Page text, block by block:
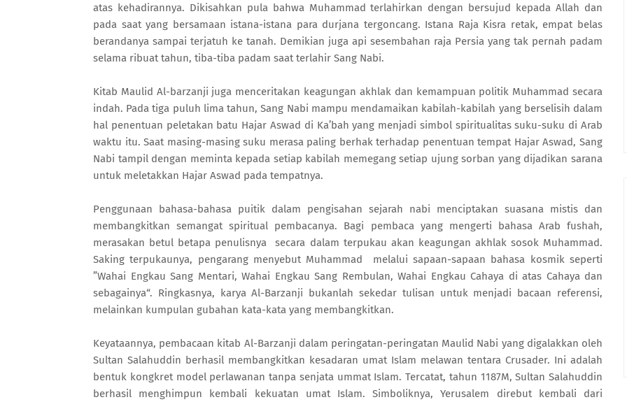
atas kehadirannya. Dikisahkan pula bahwa Muhammad terlahirkan dengan bersujud kepada Allah dan
pada saat yang bersamaan istana-istana para durjana tergoncang. Istana Raja Kisra retak, empat belas
berandanya sampai terjatuh ke tanah. Demikian juga api sesembahan raja Persia yang tak pernah padam
selama ribuat tahun, tiba-tiba padam saat terlahir Sang Nabi.
Kitab Maulid Al-barzanji juga menceritakan keagungan akhlak dan kemampuan politik Muhammad secara
indah. Pada tiga puluh lima tahun, Sang Nabi mampu mendamaikan kabilah-kabilah yang berselisih dalam
hal penentuan peletakan batu Hajar Aswad di Ka’bah yang menjadi simbol spiritualitas suku-suku di Arab
waktu itu. Saat masing-masing suku merasa paling berhak terhadap penentuan tempat Hajar Aswad, Sang
Nabi tampil dengan meminta kepada setiap kabilah memegang setiap ujung sorban yang dijadikan sarana
untuk meletakkan Hajar Aswad pada tempatnya.
Penggunaan bahasa-bahasa puitik dalam pengisahan sejarah nabi menciptakan suasana mistis dan
membangkitkan semangat spiritual pembacanya. Bagi pembaca yang mengerti bahasa Arab fushah,
merasakan betul betapa penulisnya secara dalam terpukau akan keagungan akhlak sosok Muhammad.
Saking terpukaunya, pengarang menyebut Muhammad melalui sapaan-sapaan bahasa kosmik seperti
”Wahai Engkau Sang Mentari, Wahai Engkau Sang Rembulan, Wahai Engkau Cahaya di atas Cahaya dan
sebagainya“. Ringkasnya, karya Al-Barzanji bukanlah sekedar tulisan untuk menjadi bacaan referensi,
melainkan kumpulan gubahan kata-kata yang membangkitkan.
Keyataannya, pembacaan kitab Al-Barzanji dalam peringatan-peringatan Maulid Nabi yang digalakkan oleh
Sultan Salahuddin berhasil membangkitkan kesadaran umat Islam melawan tentara Crusader. Ini adalah
bentuk kongkret model perlawanan tanpa senjata ummat Islam. Tercatat, tahun 1187M, Sultan Salahuddin
berhasil menghimpun kembali kekuatan umat Islam. Simboliknya, Yerusalem direbut kembali dari